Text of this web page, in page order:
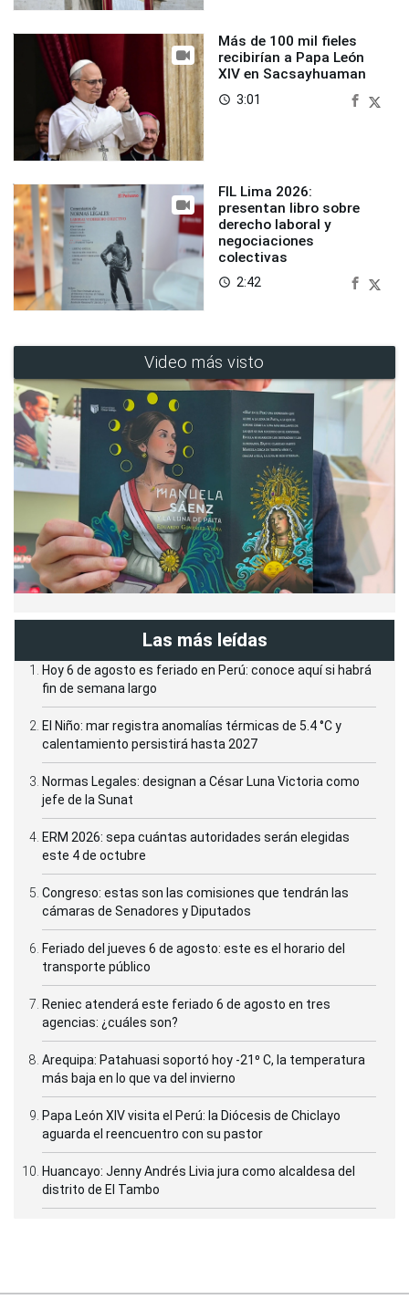
Más de 100 mil fieles
recibirían a Papa León
XIV en Sacsayhuaman
access_time 3:01
FIL Lima 2026:
presentan libro sobre
derecho laboral y
negociaciones
colectivas
access_time 2:42
Video más visto
Las más leídas
Hoy 6 de agosto es feriado en Perú: conoce aquí si habrá
fin de semana largo
El Niño: mar registra anomalías térmicas de 5.4 °C y
calentamiento persistirá hasta 2027
Normas Legales: designan a César Luna Victoria como
jefe de la Sunat
ERM 2026: sepa cuántas autoridades serán elegidas
este 4 de octubre
Congreso: estas son las comisiones que tendrán las
cámaras de Senadores y Diputados
Feriado del jueves 6 de agosto: este es el horario del
transporte público
Reniec atenderá este feriado 6 de agosto en tres
agencias: ¿cuáles son?
Arequipa: Patahuasi soportó hoy -21⁰ C, la temperatura
más baja en lo que va del invierno
Papa León XIV visita el Perú: la Diócesis de Chiclayo
aguarda el reencuentro con su pastor
Huancayo: Jenny Andrés Livia jura como alcaldesa del
distrito de El Tambo